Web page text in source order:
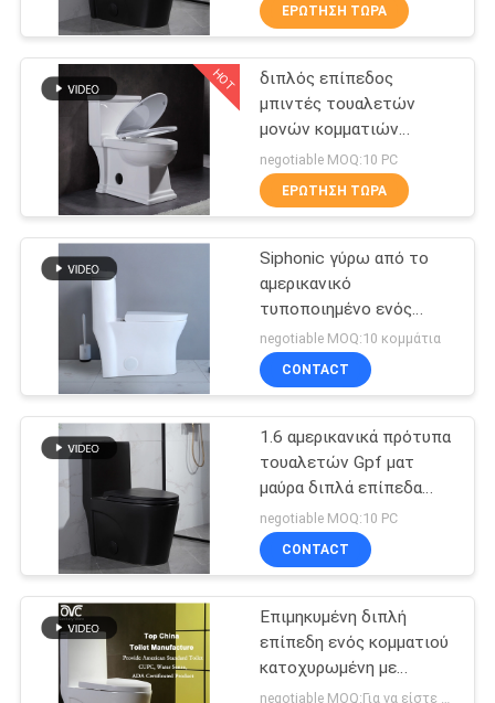
ΈΛΕΓΧΟΣ
ΜΑΣ
ΕΛΆΤΕ
ΕΠΑΦΉ
ΜΕ
ΕΙΔΉΣΕΙΣ
ΠΕΡΙΠΤΏΣΕΙΣ
SITEMAP
PRIVACY
POLICY
Περιζωμένη ένα
κομμάτι τουαλέτα
Διπλή επίπεδη
ενός κομματιού
τουαλέτα
22
Επιμηκυμένη ένα
κομμάτι τουαλέτα
20
ΕΡΏΤΗΣΗ ΤΏΡΑ
HOT
διπλός επίπεδος
μπιντές τουαλετών
μονών κομματιών
1.28gpf 4.8lpf
negotiable MOQ:10 PC
ΕΡΏΤΗΣΗ ΤΏΡΑ
Siphonic γύρω από το
αμερικανικό
τυποποιημένο ενός
κομματιού διπλό
επίπεδο επιμηκυμένο
τουαλέτα κύπελλο
negotiable MOQ:10 κομμάτια
CONTACT
1.6 αμερικανικά πρότυπα
τουαλετών Gpf ματ
μαύρα διπλά επίπεδα
επιμηκυμένα ενός
κομματιού
negotiable MOQ:10 PC
CONTACT
Επιμηκυμένη διπλή
επίπεδη ενός κομματιού
κατοχυρωμένη με
δίπλωμα ευρεσιτεχνίας